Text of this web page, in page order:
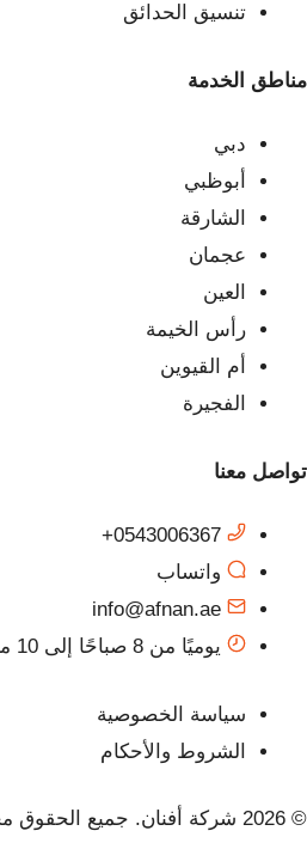
تنسيق الحدائق
مناطق الخدمة
دبي
أبوظبي
الشارقة
عجمان
العين
رأس الخيمة
أم القيوين
الفجيرة
تواصل معنا
0543006367+
واتساب
info@afnan.ae
يوميًا من 8 صباحًا إلى 10 مساءً
سياسة الخصوصية
الشروط والأحكام
© 2026 شركة أفنان. جميع الحقوق محفوظة.